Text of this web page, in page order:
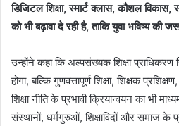
डिजिटल शिक्षा, स्मार्ट क्लास, कौशल
को भी बढ़ावा दे रही है, ताकि युवा भविष्य
उन्होंने कहा कि अल्पसंख्यक शिक्षा प्राधिकरण
होगा, बल्कि गुणवत्तापूर्ण शिक्षा, शिक्षक
शिक्षा नीति के प्रभावी क्रियान्वयन का भी
संस्थानों, धर्मगुरुओं, शिक्षाविदों और समाज के